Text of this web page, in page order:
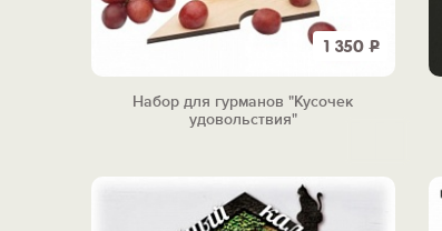
1 350Р
Набор для гурманов "Кусочек
удовольствия"